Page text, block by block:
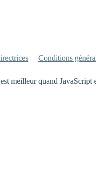
Conditions
meilleur quand JavaScript